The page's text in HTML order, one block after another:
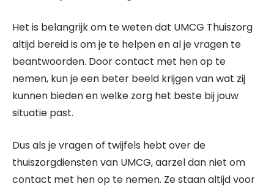
Het is belangrijk om te weten dat UMCG Thuiszorg
altijd bereid is om je te helpen en al je vragen te
beantwoorden. Door contact met hen op te
nemen, kun je een beter beeld krijgen van wat zij
kunnen bieden en welke zorg het beste bij jouw
situatie past.
Dus als je vragen of twijfels hebt over de
thuiszorgdiensten van UMCG, aarzel dan niet om
contact met hen op te nemen. Ze staan altijd voor